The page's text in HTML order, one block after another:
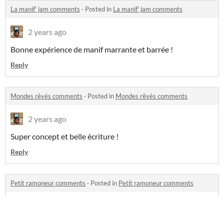
La manif' jam comments · Posted in La manif' jam comments
2 years ago
Bonne expérience de manif marrante et barrée !
Reply
Mondes rêvés comments · Posted in Mondes rêvés comments
2 years ago
Super concept et belle écriture !
Reply
Petit ramoneur comments · Posted in Petit ramoneur comments